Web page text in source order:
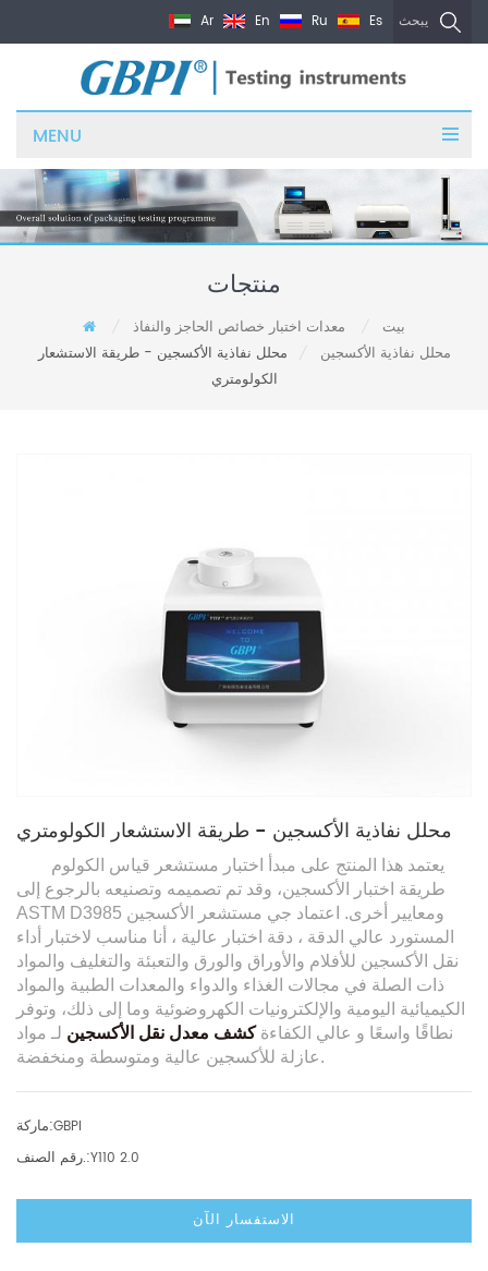
يبحث Ar En Ru Es
MENU
منتجات
بيت معدات اختبار خصائص الحاجز والنفاذ
محلل نفاذية الأكسجين
محلل نفاذية الأكسجين - طريقة الاستشعار
الكولومتري
محلل نفاذية الأكسجين - طريقة الاستشعار الكولومتري
يعتمد هذا المنتج على مبدأ اختبار مستشعر قياس الكولوم
طريقة اختبار الأكسجين، وقد تم تصميمه وتصنيعه بالرجوع إلى
ASTM D3985 ومعايير أخرى. اعتماد جي مستشعر الأكسجين
المستورد عالي الدقة ، دقة اختبار عالية ، أنا مناسب لاختبار أداء
نقل الأكسجين للأفلام والأوراق والورق والتعبئة والتغليف والمواد
ذات الصلة في مجالات الغذاء والدواء والمعدات الطبية والمواد
الكيميائية اليومية والإلكترونيات الكهروضوئية وما إلى ذلك، وتوفر
نطاقًا واسعًا و عالي الكفاءةكشف معدل نقل الأكسجين لـ مواد
عازلة للأكسجين عالية ومتوسطة ومنخفضة.
ماركة:GBPI
رقم الصنف.:Y110 2.0
الاستفسار الآن